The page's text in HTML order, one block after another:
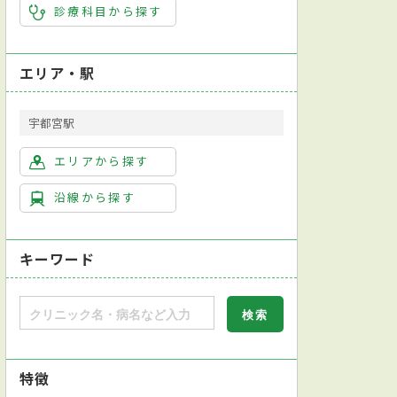
診療科目から探す
エリア・駅
宇都宮駅
エリアから探す
沿線から探す
キーワード
特徴